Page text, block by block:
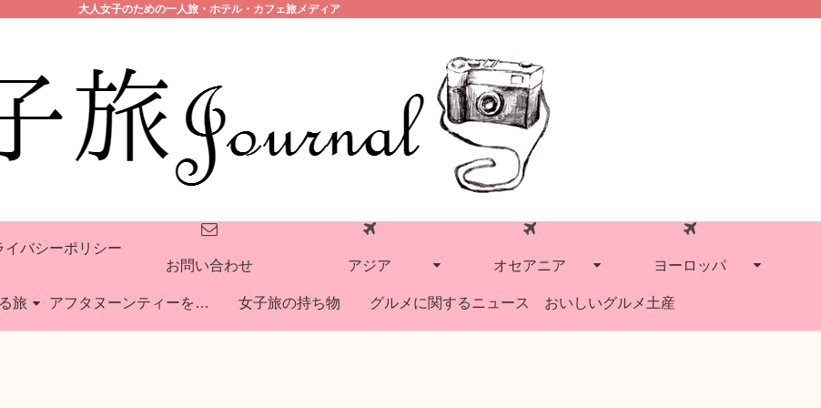
大人女子のための一人旅・ホテル・カフェ旅メディア
イバシーポリシー
お問い合わせ アジア オセアニア ヨーロッパ
旅 アフタヌーンティーを巡る旅 女子旅の持ち物 グルメに関するニュース おいしいグルメ土産